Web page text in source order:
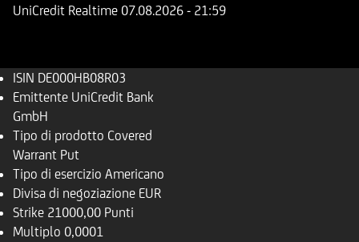
UniCredit Realtime 07.08.2026 - 21:59
ISIN DE000HB08R03
Emittente UniCredit Bank
GmbH
Tipo di prodotto Covered
Warrant Put
Tipo di esercizio Americano
Divisa di negoziazione EUR
Strike 21000,00 Punti
Multiplo 0,0001